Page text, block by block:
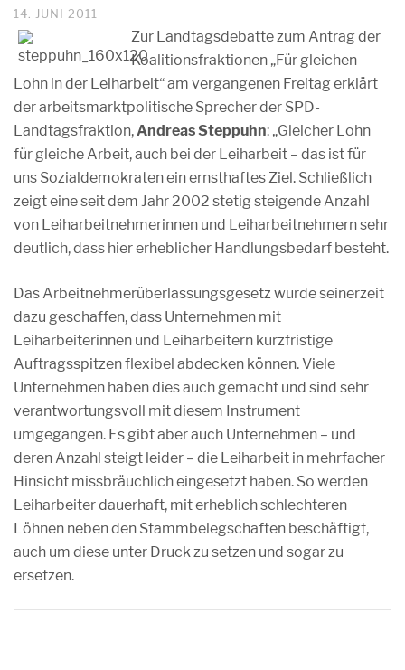
14. JUNI 2011
Zur Landtagsdebatte zum Antrag der
Koalitionsfraktionen „Für gleichen
Lohn in der Leiharbeit“ am vergangenen Freitag erklärt
der arbeitsmarktpolitische Sprecher der SPD-
Landtagsfraktion,Andreas Steppuhn: „Gleicher Lohn
für gleiche Arbeit, auch bei der Leiharbeit – das ist für
uns Sozialdemokraten ein ernsthaftes Ziel. Schließlich
zeigt eine seit dem Jahr 2002 stetig steigende Anzahl
von Leiharbeitnehmerinnen und Leiharbeitnehmern sehr
deutlich, dass hier erheblicher Handlungsbedarf besteht.
Das Arbeitnehmerüberlassungsgesetz wurde seinerzeit
dazu geschaffen, dass Unternehmen mit
Leiharbeiterinnen und Leiharbeitern kurzfristige
Auftragsspitzen flexibel abdecken können. Viele
Unternehmen haben dies auch gemacht und sind sehr
verantwortungsvoll mit diesem Instrument
umgegangen. Es gibt aber auch Unternehmen – und
deren Anzahl steigt leider – die Leiharbeit in mehrfacher
Hinsicht missbräuchlich eingesetzt haben. So werden
Leiharbeiter dauerhaft, mit erheblich schlechteren
Löhnen neben den Stammbelegschaften beschäftigt,
auch um diese unter Druck zu setzen und sogar zu
ersetzen.